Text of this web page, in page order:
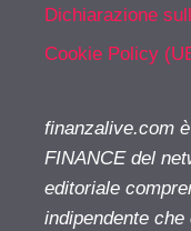
Dichiarazione
Cookie Policy
finanzalive.com
FINANCE del
editoriale
indipendente